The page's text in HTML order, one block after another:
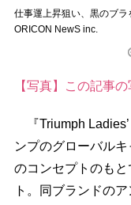
仕事運上昇狙い、黒のブラ
ORICON NewS inc.
【写真】この記事
『Triumph
ンプのグローバルキ
のコンセプトのも
ト。同ブランドの